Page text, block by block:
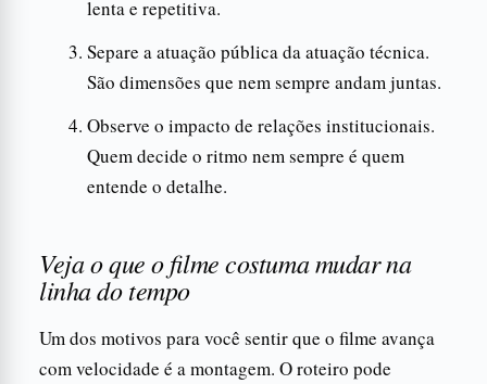
lenta e repetitiva.
Separe a atuação pública da atuação técnica.
São dimensões que nem sempre andam juntas.
Observe o impacto de relações institucionais.
Quem decide o ritmo nem sempre é quem
entende o detalhe.
Veja o que o filme costuma mudar na
linha do tempo
Um dos motivos para você sentir que o filme avança
com velocidade é a montagem. O roteiro pode